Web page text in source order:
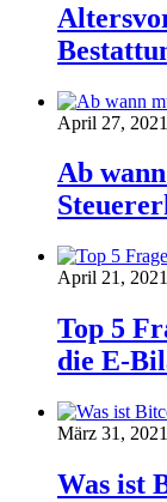
April 27, 2021
Ab
April 21, 2021
Top 5
die E-
März 31, 2021
Was ist